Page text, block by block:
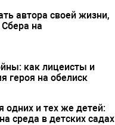
автора своей жизни,
Сбера на
как лицеисты и
героя на обелиск
одних и тех же детей:
среда в детских садах